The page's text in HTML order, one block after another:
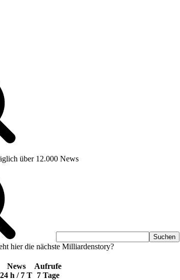
über 12.000 News
hier die nächste Milliardenstory?
News
24 h / 7 T
Aufrufe
7 Tage